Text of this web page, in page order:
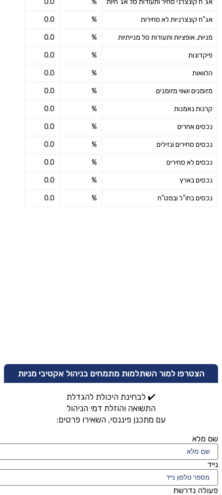
אג"ח קונצרני סחיר ותעודות סל אג"חיות %
0.0
אג"ח קונצרניות לא סחירות %
0.0
מניות, אופציות ותעודות סל מנייתיות %
0.0
פיקדונות %
0.0
הלוואות %
0.0
מזומנים ושווי מזומנים %
0.0
קרנות נאמנות %
0.0
נכסים אחרים %
0.0
נכסים סחירים ונזילים %
0.0
נכסים לא סחירים %
0.0
נכסים בארץ %
0.0
נכסים בחו"ל ובמט"ח %
0.0
הצטרפו למור השתלמות מתמחים בניהול אקטיבי מניות
✔️ לבחינת היכולת להגדלת
התשואה והוזלת דמי הניהול
עם מתכנן פיננסי, השאירו פרטים:
שם מלא
נייד
פעולה נדרשת